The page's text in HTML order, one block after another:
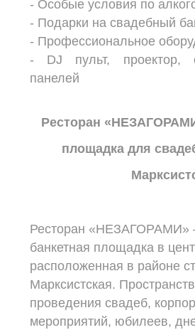
- Особые условия по
- Подарки на свадебный
- Профессиональное
- DJ пульт, проектор,
панелей
Ресторан
площадка для
Ресторан «НЕЗАГОРАМИ»
банкетная площадка в
расположенная в районе
Марксистская.
проведения свадеб,
мероприятий, юбилеев,